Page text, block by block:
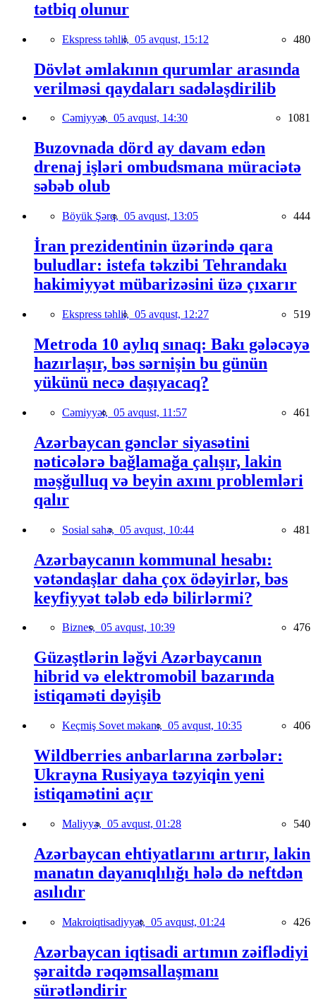
tətbiq olunur
Ekspress təhlil, 05 avqust, 15:12 480
Dövlət əmlakının qurumlar arasında
verilməsi qaydaları sadələşdirilib
Cəmiyyət, 05 avqust, 14:30 1081
Buzovnada dörd ay davam edən
drenaj işləri ombudsmana müraciətə
səbəb olub
Böyük Şərq, 05 avqust, 13:05 444
İran prezidentinin üzərində qara
buludlar: istefa təkzibi Tehrandakı
hakimiyyət mübarizəsini üzə çıxarır
Ekspress təhlil, 05 avqust, 12:27 519
Metroda 10 aylıq sınaq: Bakı gələcəyə
hazırlaşır, bəs sərnişin bu günün
yükünü necə daşıyacaq?
Cəmiyyət, 05 avqust, 11:57 461
Azərbaycan gənclər siyasətini
nəticələrə bağlamağa çalışır, lakin
məşğulluq və beyin axını problemləri
qalır
Sosial sahə, 05 avqust, 10:44 481
Azərbaycanın kommunal hesabı:
vətəndaşlar daha çox ödəyirlər, bəs
keyfiyyət tələb edə bilirlərmi?
Biznes, 05 avqust, 10:39 476
Güzəştlərin ləğvi Azərbaycanın
hibrid və elektromobil bazarında
istiqaməti dəyişib
Keçmiş Sovet məkanı, 05 avqust, 10:35 406
Wildberries anbarlarına zərbələr:
Ukrayna Rusiyaya təzyiqin yeni
istiqamətini açır
Maliyyə, 05 avqust, 01:28 540
Azərbaycan ehtiyatlarını artırır, lakin
manatın dayanıqlılığı hələ də neftdən
asılıdır
Makroiqtisadiyyat, 05 avqust, 01:24 426
Azərbaycan iqtisadi artımın zəiflədiyi
şəraitdə rəqəmsallaşmanı
sürətləndirir